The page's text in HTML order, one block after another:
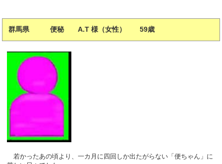
群馬県 便秘 A.T 様（女性） 59歳
若かったあの頃より、一カ月に四回しか出たがらない「便ちゃん」に